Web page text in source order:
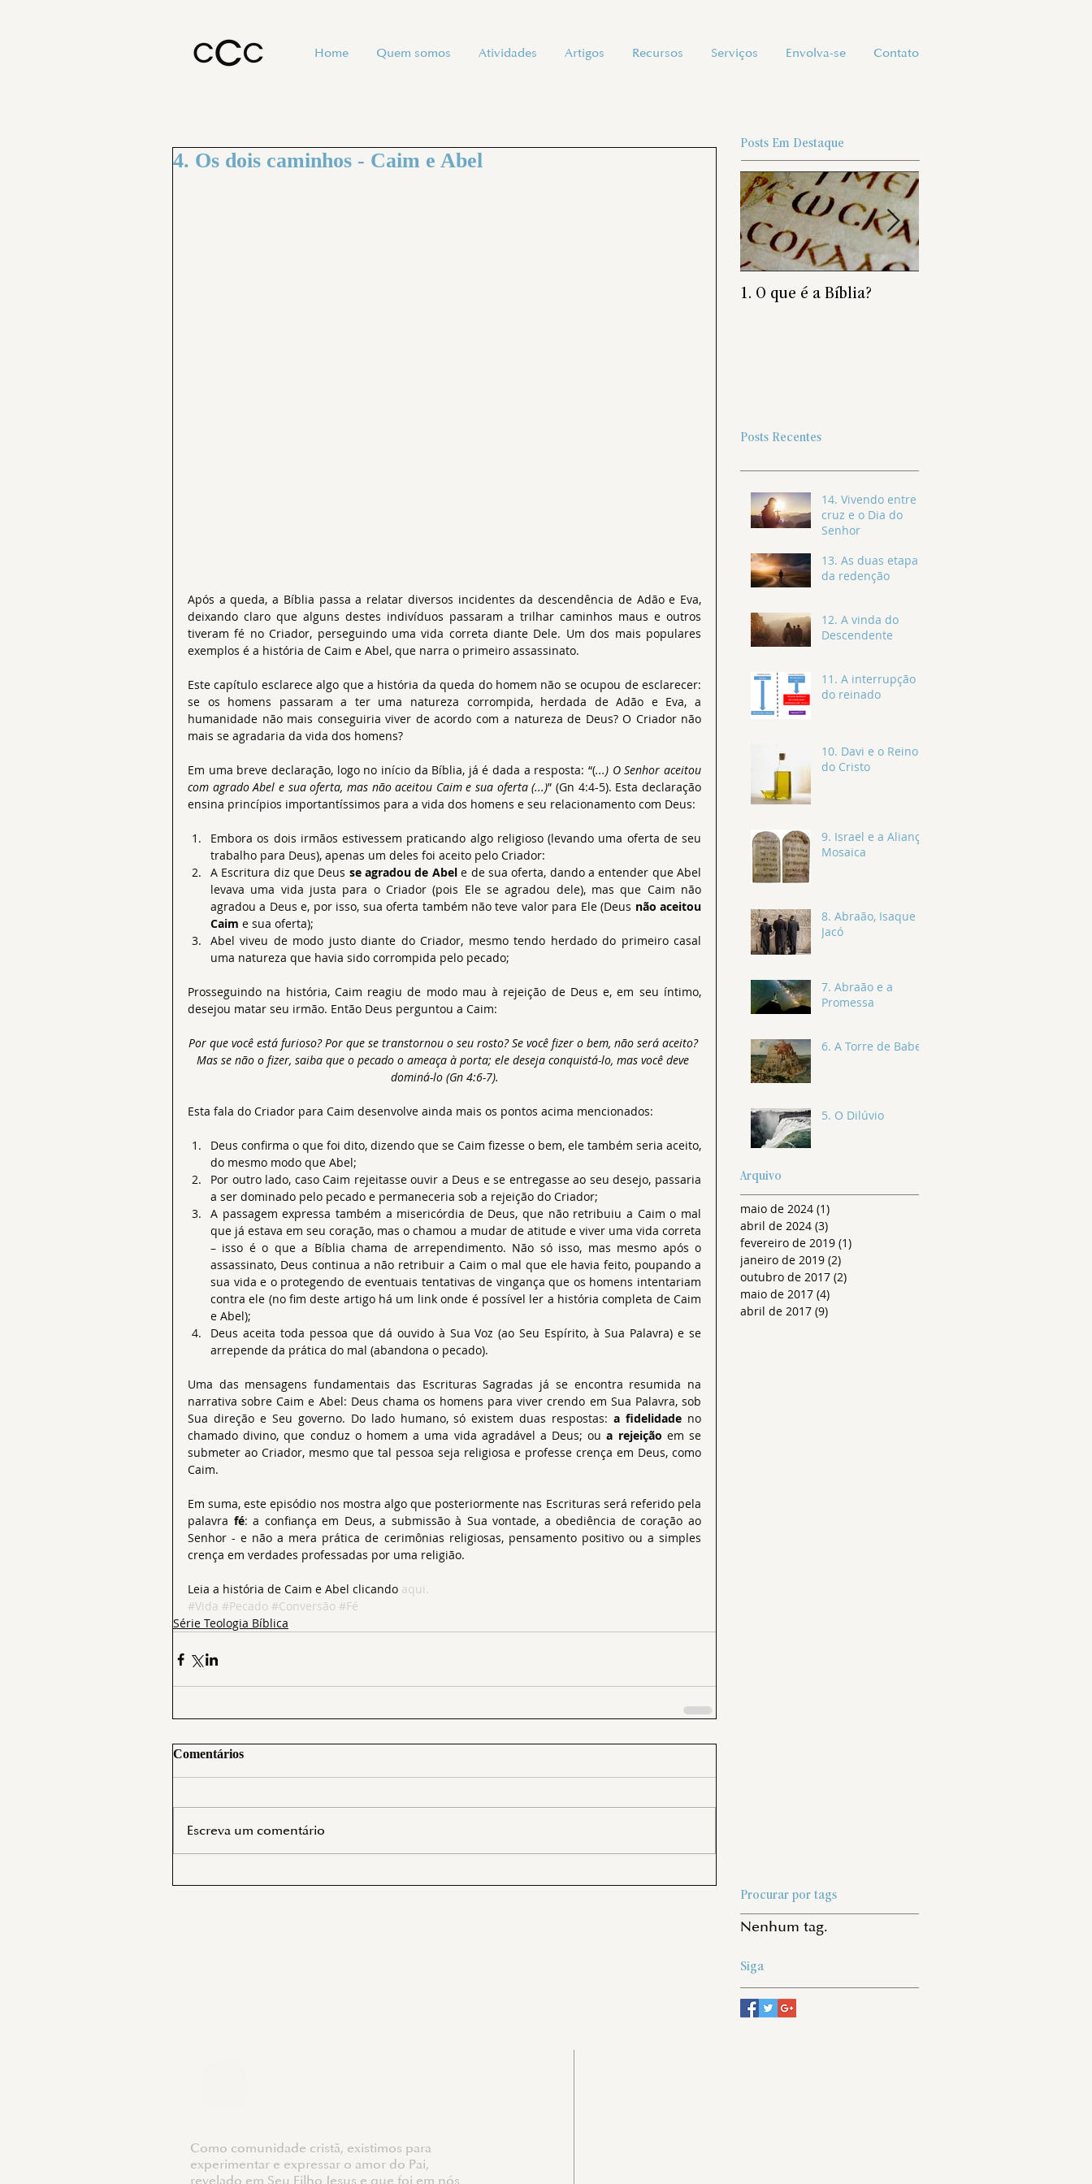
Home Quem somos Atividades Artigos Recursos Serviços Envolva-se Contato
4. Os dois caminhos - Caim e Abel
Após a queda, a Bíblia passa a relatar diversos incidentes da descendência de Adão e Eva,
deixando claro que alguns destes indivíduos passaram a trilhar caminhos maus e outros
tiveram fé no Criador, perseguindo uma vida correta diante Dele. Um dos mais populares
exemplos é a história de Caim e Abel, que narra o primeiro assassinato.
Este capítulo esclarece algo que a história da queda do homem não se ocupou de esclarecer:
se os homens passaram a ter uma natureza corrompida, herdada de Adão e Eva, a
humanidade não mais conseguiria viver de acordo com a natureza de Deus? O Criador não
mais se agradaria da vida dos homens?
Em uma breve declaração, logo no início da Bíblia, já é dada a resposta: “(...) O Senhor aceitou
com agrado Abel e sua oferta, mas não aceitou Caim e sua oferta (...)” (Gn 4:4-5). Esta declaração
ensina princípios importantíssimos para a vida dos homens e seu relacionamento com Deus:
Embora os dois irmãos estivessem praticando algo religioso (levando uma oferta de seu
trabalho para Deus), apenas um deles foi aceito pelo Criador:
A Escritura diz que Deus se agradou de Abel e de sua oferta, dando a entender que Abel
levava uma vida justa para o Criador (pois Ele se agradou dele), mas que Caim não
agradou a Deus e, por isso, sua oferta também não teve valor para Ele (Deus não aceitou
Caim e sua oferta);
Abel viveu de modo justo diante do Criador, mesmo tendo herdado do primeiro casal
uma natureza que havia sido corrompida pelo pecado;
Prosseguindo na história, Caim reagiu de modo mau à rejeição de Deus e, em seu íntimo,
desejou matar seu irmão. Então Deus perguntou a Caim:
Por que você está furioso? Por que se transtornou o seu rosto? Se você fizer o bem, não será aceito?
Mas se não o fizer, saiba que o pecado o ameaça à porta; ele deseja conquistá-lo, mas você deve
dominá-lo (Gn 4:6-7).
Esta fala do Criador para Caim desenvolve ainda mais os pontos acima mencionados:
Deus confirma o que foi dito, dizendo que se Caim fizesse o bem, ele também seria aceito,
do mesmo modo que Abel;
Por outro lado, caso Caim rejeitasse ouvir a Deus e se entregasse ao seu desejo, passaria
a ser dominado pelo pecado e permaneceria sob a rejeição do Criador;
A passagem expressa também a misericórdia de Deus, que não retribuiu a Caim o mal
que já estava em seu coração, mas o chamou a mudar de atitude e viver uma vida correta
– isso é o que a Bíblia chama de arrependimento. Não só isso, mas mesmo após o
assassinato, Deus continua a não retribuir a Caim o mal que ele havia feito, poupando a
sua vida e o protegendo de eventuais tentativas de vingança que os homens intentariam
contra ele (no fim deste artigo há um link onde é possível ler a história completa de Caim
e Abel);
Deus aceita toda pessoa que dá ouvido à Sua Voz (ao Seu Espírito, à Sua Palavra) e se
arrepende da prática do mal (abandona o pecado).
Uma das mensagens fundamentais das Escrituras Sagradas já se encontra resumida na
narrativa sobre Caim e Abel: Deus chama os homens para viver crendo em Sua Palavra, sob
Sua direção e Seu governo. Do lado humano, só existem duas respostas: a fidelidade no
chamado divino, que conduz o homem a uma vida agradável a Deus; ou a rejeição em se
submeter ao Criador, mesmo que tal pessoa seja religiosa e professe crença em Deus, como
Caim.
Em suma, este episódio nos mostra algo que posteriormente nas Escrituras será referido pela
palavra fé: a confiança em Deus, a submissão à Sua vontade, a obediência de coração ao
Senhor - e não a mera prática de cerimônias religiosas, pensamento positivo ou a simples
crença em verdades professadas por uma religião.
Leia a história de Caim e Abel clicando aqui.
#Vida #Pecado #Conversão #Fé
Série Teologia Bíblica
Comentários
Escreva um comentário
Posts Em Destaque
1. O que é a Bíblia?
Posts Recentes
14. Vivendo entre a
cruz e o Dia do
Senhor
13. As duas etapas
da redenção
12. A vinda do
Descendente
11. A interrupção
do reinado
10. Davi e o Reino
do Cristo
9. Israel e a Aliança
Mosaica
8. Abraão, Isaque e
Jacó
7. Abraão e a
Promessa
6. A Torre de Babel
5. O Dilúvio
Arquivo
maio de 2024 (1)
abril de 2024 (3)
fevereiro de 2019 (1)
janeiro de 2019 (2)
outubro de 2017 (2)
maio de 2017 (4)
abril de 2017 (9)
Procurar por tags
Nenhum tag.
Siga
Como comunidade cristã, existimos para
experimentar e expressar o amor do Pai,